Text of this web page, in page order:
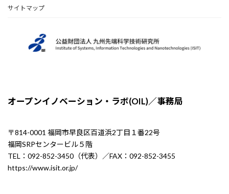
サイトマップ
オープンイノベーション・ラボ(OIL)／事務局
〒814-0001 福岡市早良区百道浜2丁目１番22号
福岡SRPセンタービル５階
TEL：092-852-3450（代表）／FAX：092-852-3455
https://www.isit.or.jp/